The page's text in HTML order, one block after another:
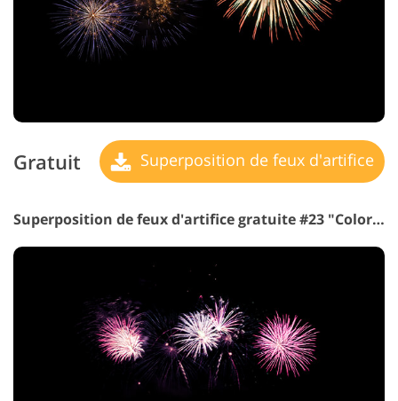
Gratuit Superposition de feux d'artifice
Superposition de feux d'artifice gratuite #23 "Colorful Parade"